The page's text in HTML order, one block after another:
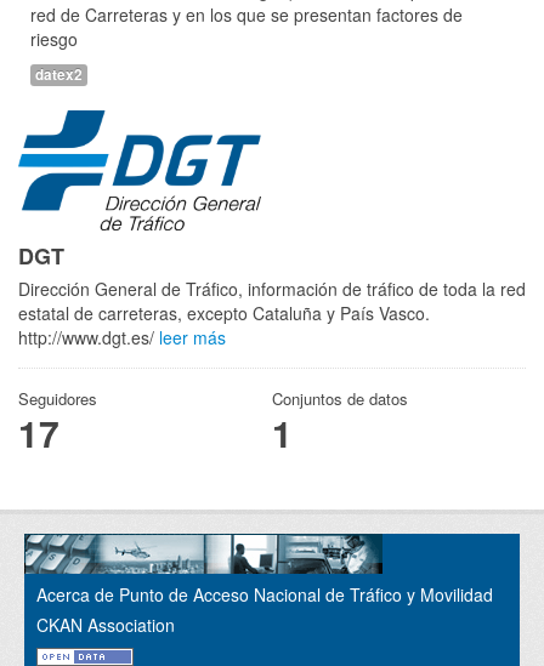
red de Carreteras y en los que se presentan factores de
riesgo
datex2
DGT
Dirección General de Tráfico, información de tráfico de toda la red
estatal de carreteras, excepto Cataluña y País Vasco.
http://www.dgt.es/ leer más
Seguidores
17
Conjuntos de datos
1
Acerca de Punto de Acceso Nacional de Tráfico y Movilidad
CKAN Association